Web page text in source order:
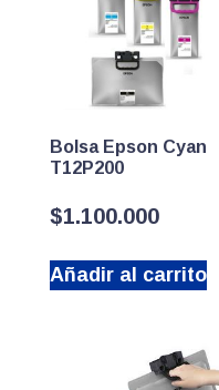
Bolsa Epson Cyan
T12P200
$1.100.000
Añadir al carrito